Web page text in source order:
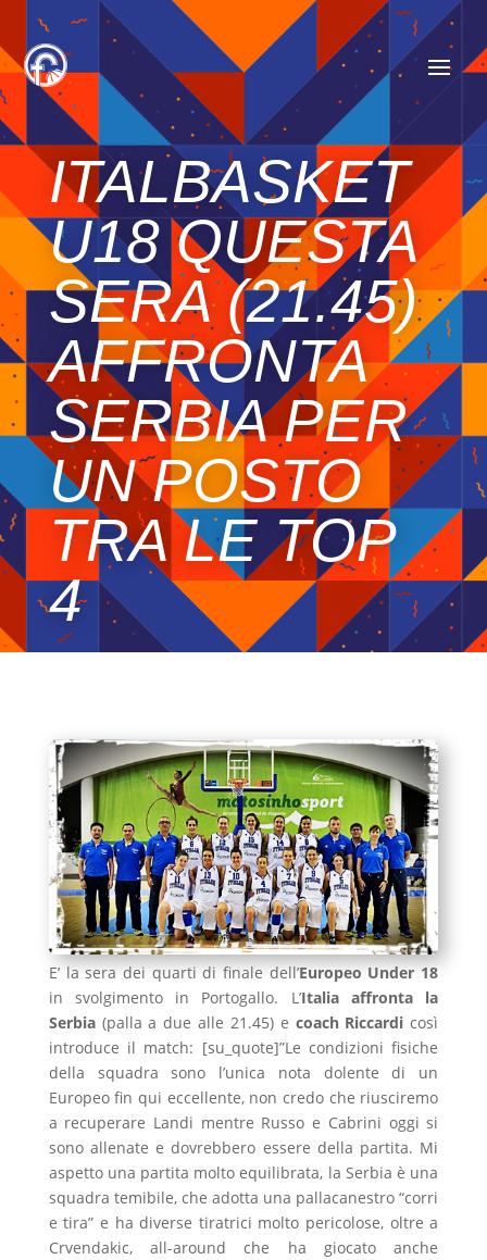
ITALBASKET
U18 QUESTA
SERA (21.45)
AFFRONTA
SERBIA PER
UN POSTO
TRA LE TOP
4
E’ la sera dei quarti di finale dell’Europeo Under 18
in svolgimento in Portogallo. L’Italia affronta la
Serbia(palla a due alle 21.45) e coach Riccardi così
introduce il match: [su_quote]”Le condizioni fisiche
della squadra sono l’unica nota dolente di un
Europeo fin qui eccellente, non credo che riusciremo
a recuperare Landi mentre Russo e Cabrini oggi si
sono allenate e dovrebbero essere della partita. Mi
aspetto una partita molto equilibrata, la Serbia è una
squadra temibile, che adotta una pallacanestro “corri
e tira” e ha diverse tiratrici molto pericolose, oltre a
Crvendakic, all-around che ha giocato anche